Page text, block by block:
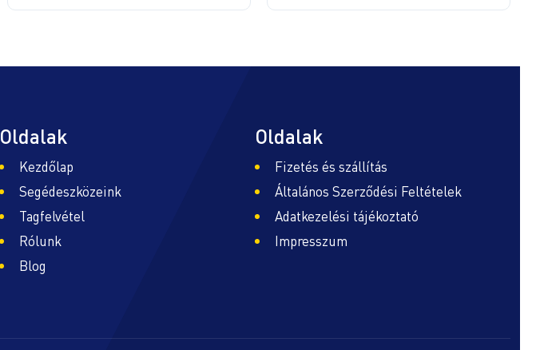
Oldalak
Kezdőlap
Segédeszközeink
Tagfelvétel
Rólunk
Blog
Oldalak
Fizetés és szállítás
Általános Szerződési Feltételek
Adatkezelési tájékoztató
Impresszum